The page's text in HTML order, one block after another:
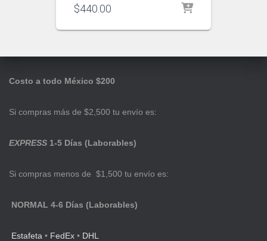
$440.00
Costo a todo México $200
Si compras más de $2,500 tu envío es:
EXPRESS 1-5 Días (Laborables)
Si compras menos de $1,500 tu envío es:
NORMAL 4-6 Días (Laborables)
Estafeta • FedEx • DHL